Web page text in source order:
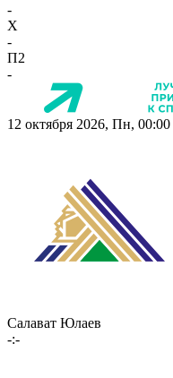
-
X
-
П2
-
12 октября 2026, Пн, 00:00
Салават Юлаев
-:-